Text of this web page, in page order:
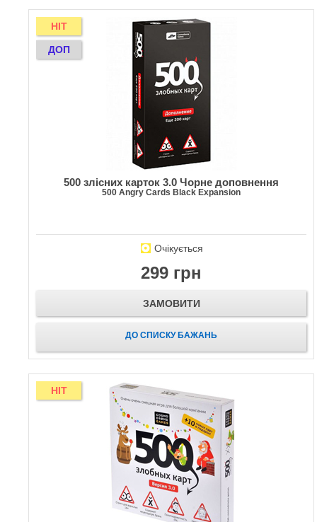
HIT
ДОП
500 злісних карток 3.0 Чорне доповнення
500 Angry Cards Black Expansion
Очікується
299 грн
ЗАМОВИТИ
ДО СПИСКУ БАЖАНЬ
HIT